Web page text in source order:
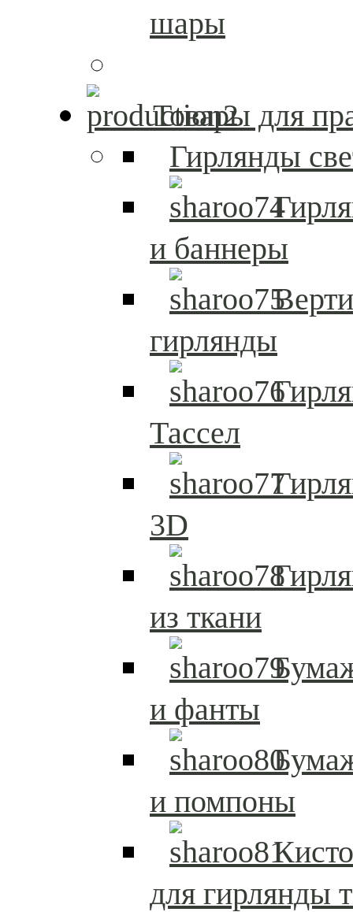
шары
Товары для
Гирлянды
и баннеры
гирлянды
Тассел
3D
из ткани
и фанты
и помпоны
для гирлянды